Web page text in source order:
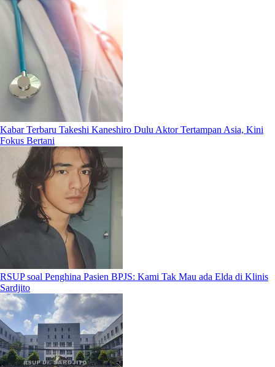
Kabar Terbaru Takeshi Kaneshiro Dulu Aktor Tertampan Asia, Kini
Fokus Bertani
RSUP soal Penghina Pasien BPJS: Kami Tak Mau ada Elda di Klinis
Sardjito